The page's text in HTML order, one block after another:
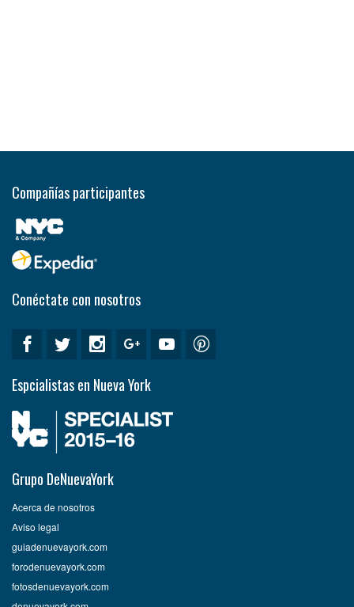
Compañías participantes
Conéctate con nosotros
Espcialistas en Nueva York
Grupo DeNuevaYork
Acerca de nosotros
Aviso legal
guiadenuevayork.com
forodenuevayork.com
fotosdenuevayork.com